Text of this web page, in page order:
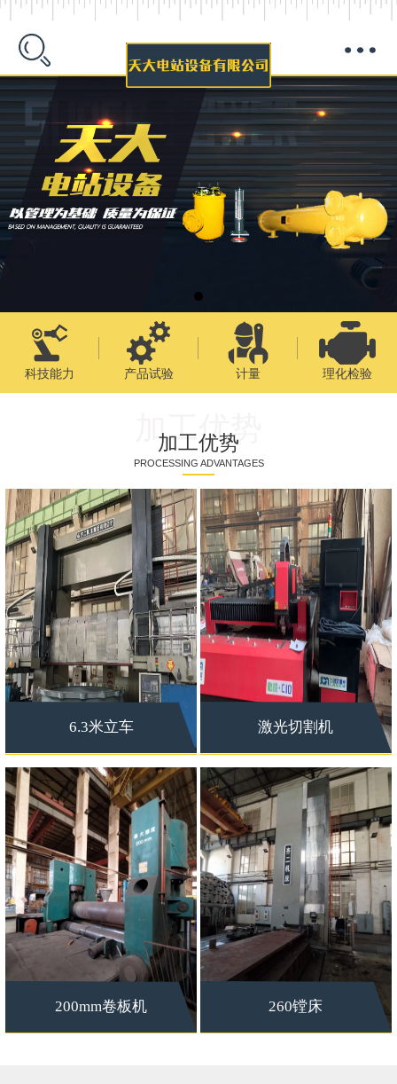
科技能力 产品试验 计量 理化检验
加工优势
加工优势
PROCESSING ADVANTAGES
6.3米立车 激光切割机
200mm卷板机 260镗床